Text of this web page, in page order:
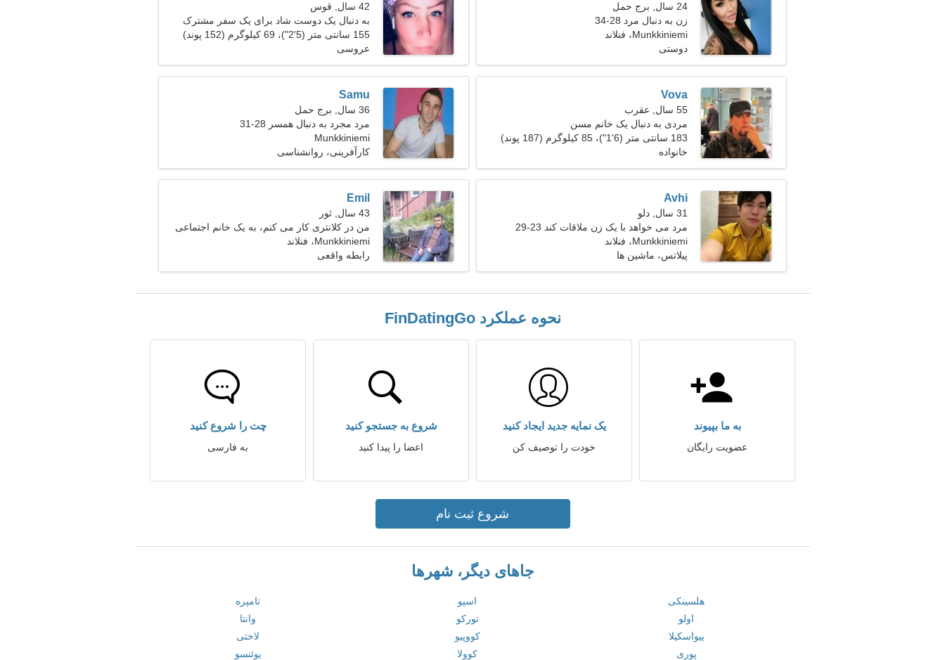
24 سال, برج حمل
زن به دنبال مرد 28-34
Munkkiniemi، فنلاند
دوستی
42 سال, قوس
به دنبال یک دوست شاد برای یک سفر مشترک
هستم
155 سانتی متر (5'2")، 69 کیلوگرم (152 پوند)
عروسی
Vova
55 سال, عقرب
مردی به دنبال یک خانم مسن
183 سانتی متر (6'1")، 85 کیلوگرم (187 پوند)
خانواده
Samu
36 سال, برج حمل
مرد مجرد به دنبال همسر 28-31
Munkkiniemi
کارآفرینی، روانشناسی
Avhi
31 سال, دلو
مرد می خواهد با یک زن ملاقات کند 23-29
Munkkiniemi، فنلاند
پیلاتس، ماشین ها
Emil
43 سال, ثور
من در کلانتری کار می کنم، به یک خانم اجتماعی
نیاز دارم
Munkkiniemi، فنلاند
رابطه واقعی
نحوه عملکرد FinDatingGo
به ما بپیوند
عضویت رایگان
یک نمایه جدید ایجاد کنید
خودت را توصیف کن
شروع به جستجو کنید
اعضا را پیدا کنید
چت را شروع کنید
به فارسی
شروع ثبت نام
جاهای دیگر، شهرها
هلسینکی اسپو
تامپره
اولو
تورکو
وانتا
ییواسکیلا
کووپیو
لاختی
پوری
کوولا یوئنسو